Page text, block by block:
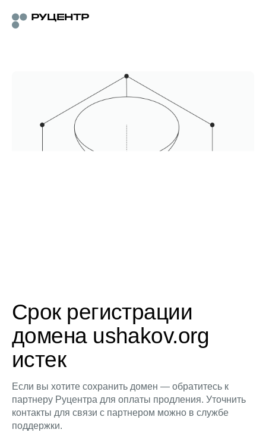
Срок регистрации
домена ushakov.org
истек
Если вы хотите сохранить домен — обратитесь к
партнеру Руцентра для оплаты продления. Уточнить
контакты для связи с партнером можно в службе
поддержки.